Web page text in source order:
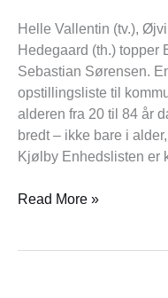
Helle Vallentin (tv.),
Hedegaard (th.) topper
Sebastian Sørensen.
opstillingsliste til
alderen fra 20 til 84 år
bredt – ikke bare i
Kjølby Enhedslisten er
Read More »